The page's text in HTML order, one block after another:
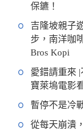
保鑣！
吉隆坡親子
步，南洋咖
Bros Kopi
愛錯請重來
寶萊塢電影
暫停不是冷
從每天崩潰